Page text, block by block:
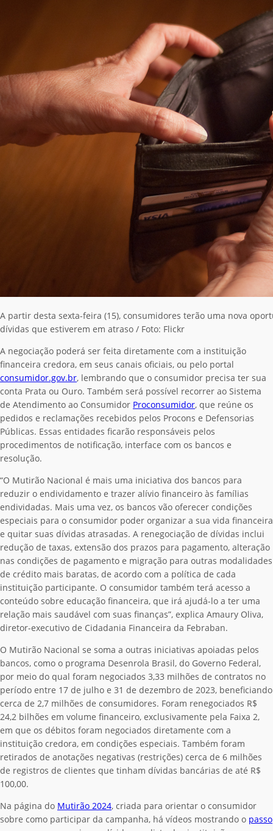
A partir desta sexta-feira (15), consumidores terão uma nova
dívidas que estiverem em atraso / Foto: Flickr
A negociação poderá ser feita diretamente com a instituição
financeira credora, em seus canais oficiais, ou pelo portal
consumidor.gov.br, lembrando que o consumidor precisa ter sua
conta Prata ou Ouro. Também será possível recorrer ao Sistema
de Atendimento ao Consumidor Proconsumidor, que reúne os
pedidos e reclamações recebidos pelos Procons e Defensorias
Públicas. Essas entidades ficarão responsáveis pelos
procedimentos de notificação, interface com os bancos e
resolução.
“O Mutirão Nacional é mais uma iniciativa dos bancos para
reduzir o endividamento e trazer alívio financeiro às famílias
endividadas. Mais uma vez, os bancos vão oferecer condições
especiais para o consumidor poder organizar a sua vida financeira
e quitar suas dívidas atrasadas. A renegociação de dívidas inclui
redução de taxas, extensão dos prazos para pagamento, alteração
nas condições de pagamento e migração para outras modalidades
de crédito mais baratas, de acordo com a política de cada
instituição participante. O consumidor também terá acesso a
conteúdo sobre educação financeira, que irá ajudá-lo a ter uma
relação mais saudável com suas finanças”, explica Amaury Oliva,
diretor-executivo de Cidadania Financeira da Febraban.
O Mutirão Nacional se soma a outras iniciativas apoiadas pelos
bancos, como o programa Desenrola Brasil, do Governo Federal,
por meio do qual foram negociados 3,33 milhões de contratos no
período entre 17 de julho e 31 de dezembro de 2023, beneficiando
cerca de 2,7 milhões de consumidores. Foram renegociados R$
24,2 bilhões em volume financeiro, exclusivamente pela Faixa 2,
em que os débitos foram negociados diretamente com a
instituição credora, em condições especiais. Também foram
retirados de anotações negativas (restrições) cerca de 6 milhões
de registros de clientes que tinham dívidas bancárias de até R$
100,00.
Na página do Mutirão 2024, criada para orientar o consumidor
sobre como participar da campanha, há vídeos mostrando o passo